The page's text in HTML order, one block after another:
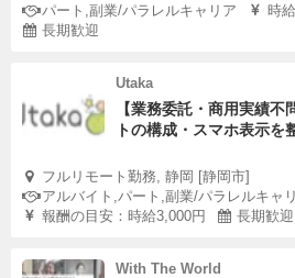
パート,副業/パラレルキャリア
時
長期歓迎
Utaka
【業務委託・商用実績
トの構成・スマホ表示を
フルリモート勤務, 静岡 [静岡市]
アルバイト,パート,副業/パラレルキャ
報酬の目安：時給3,000円
長期歓迎
With The World